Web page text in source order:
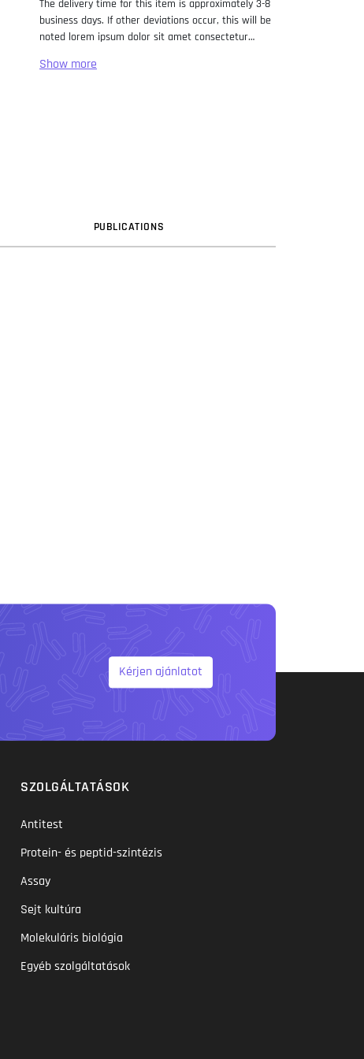
The delivery time for this item is approximately 3-8
business days. If other deviations occur, this will be
noted lorem ipsum dolor sit amet consectetur
standard dummy text ever since the 1500s, when
PUBLICATIONS
Kérjen ajánlatot
SZOLGÁLTATÁSOK
Antitest
Protein- és peptid-szintézis
Assay
Sejt kultúra
Molekuláris biológia
Egyéb szolgáltatások